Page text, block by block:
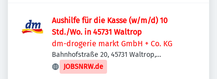
Aushilfe für die Kasse (w/m/d) 10
Std./Wo. in 45731 Waltrop
dm-drogerie markt GmbH + Co. KG
Bahnhofstraße 20, 45731 Waltrop,
Deutschland
JOBSNRW.de